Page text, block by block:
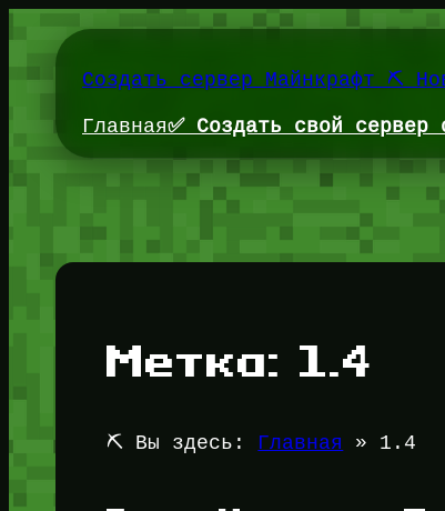
содержимомуСоздать сервер Майнкрафт ⛏️
Главная✅ Создать свой сервер
Метка:1.4
⛏️ Вы здесь: Главная » 1.4